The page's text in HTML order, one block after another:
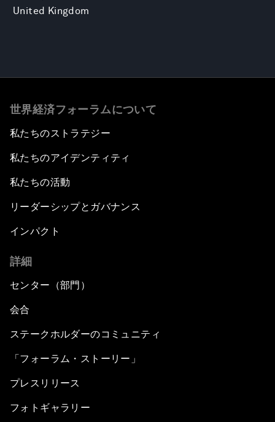
United Kingdom
世界経済フォーラムについて
私たちのストラテジー
私たちのアイデンティティ
私たちの活動
リーダーシップとガバナンス
インパクト
詳細
センター（部門）
会合
ステークホルダーのコミュニティ
「フォーラム・ストーリー」
プレスリリース
フォトギャラリー